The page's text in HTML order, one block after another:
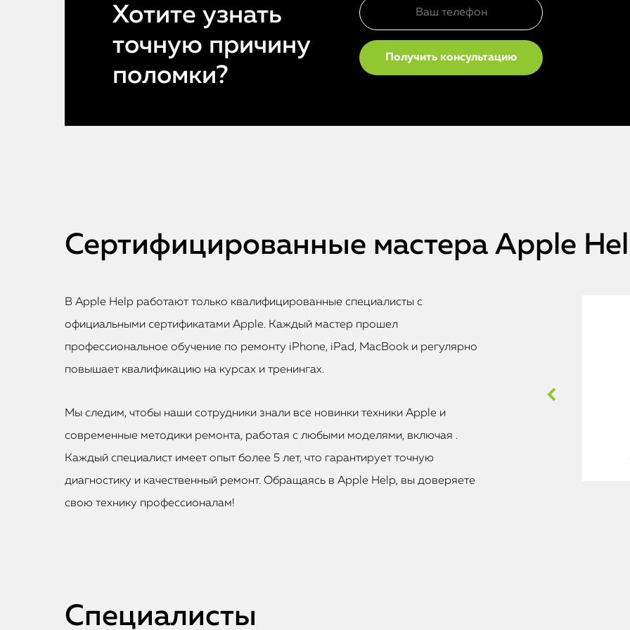
Хотите узнать
точную причину
поломки?
Сертифицированные мастера Apple
В Apple Help работают только квалифицированные специалисты с
официальными сертификатами Apple. Каждый мастер прошел
профессиональное обучение по ремонту iPhone, iPad, MacBook и регулярно
повышает квалификацию на курсах и тренингах.
Мы следим, чтобы наши сотрудники знали все новинки техники Apple и
современные методики ремонта, работая с любыми моделями, включая .
Каждый специалист имеет опыт более 5 лет, что гарантирует точную
диагностику и качественный ремонт. Обращаясь в Apple Help, вы доверяете
свою технику профессионалам!
Специалисты